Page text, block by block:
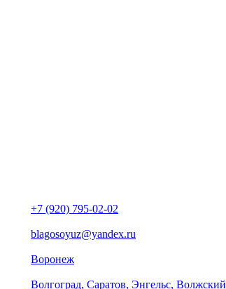
+7 (920) 795-02-02
blagosoyuz@yandex.ru
Воронеж
Волгоград, Саратов, Энгельс, Волжский